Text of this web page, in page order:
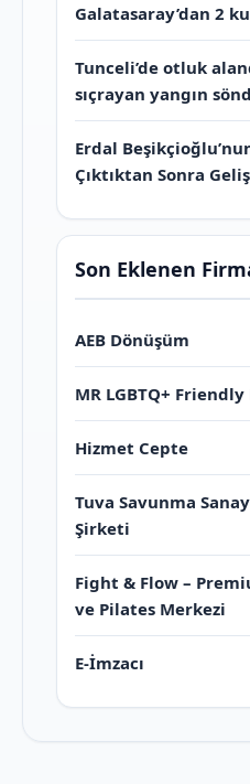
Galatasaray’dan 2
Tunceli’de otluk
sıçrayan yangın
Erdal
Çıktıktan Sonra
Son Eklenen
AEB Dönüşüm
MR LGBTQ+
Hizmet Cepte
Tuva Savunma
Şirketi
Fight & Flow –
ve Pilates Merkezi
E-İmzacı